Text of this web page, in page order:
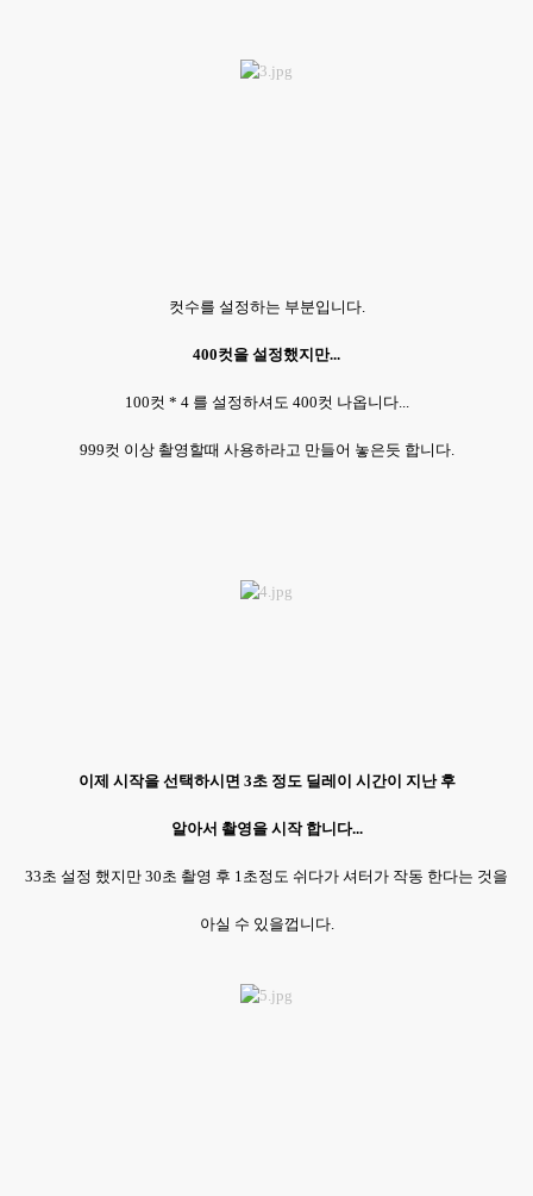
컷수를 설정하는 부분입니다.
400컷을 설정했지만...
100컷 * 4 를 설정하셔도 400컷 나옵니다...
999컷 이상 촬영할때 사용하라고 만들어 놓은듯 합니다.
이제 시작을 선택하시면 3초 정도 딜레이 시간이 지난 후
알아서 촬영을 시작 합니다...
33초 설정 했지만 30초 촬영 후 1초정도 쉬다가 셔터가 작동 한다는 것을
아실 수 있을껍니다.